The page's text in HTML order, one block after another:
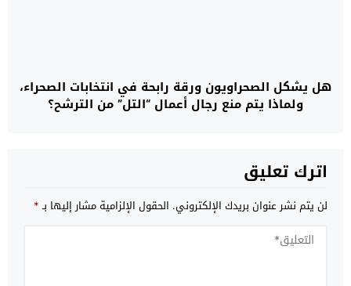
هل يشكل الصحراويون ورقة رابحة في انتخابات الصحراء،
ولماذا يتم منع رجال أعمال “التل” من الترشح؟
اترك تعليق
لن يتم نشر عنوان بريدك الإلكتروني. الحقول الإلزامية مشار إليها بـ*